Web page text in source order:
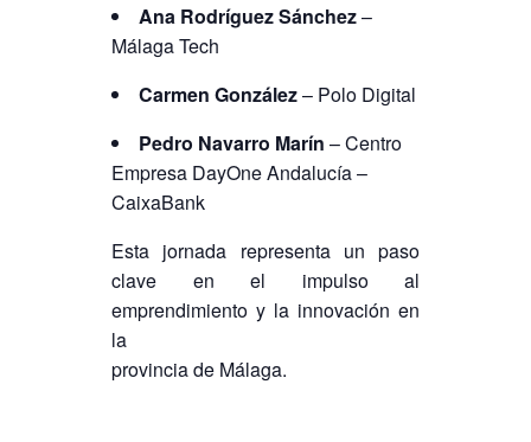
Ana Rodríguez Sánchez–
Málaga Tech
Carmen González– Polo Digital
Pedro Navarro Marín – Centro
Empresa DayOne Andalucía –
CaixaBank
Esta jornada representa un paso
clave en el impulso al
emprendimiento y la innovación en
la
provincia de Málaga.